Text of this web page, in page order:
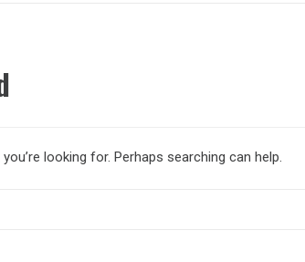
looking for. Perhaps searching can help.